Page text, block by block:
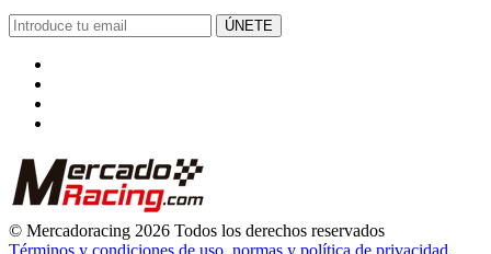
© Mercadoracing 2026 Todos los derechos reservados
Términos y condiciones de uso, normas y política de privacidad.
VOLVER ARRIBA